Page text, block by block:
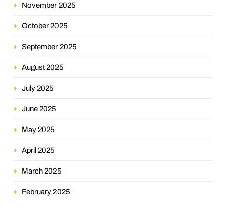
November 2025
October 2025
September 2025
August 2025
July 2025
June 2025
May 2025
April 2025
March 2025
February 2025